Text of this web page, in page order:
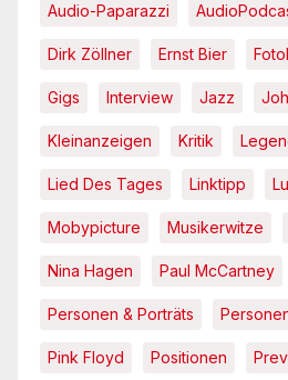
Audio-Paparazzi
Dirk Zöllner Ernst Bier
Gigs Interview Jazz
Kleinanzeigen Kritik
Lied Des Tages Linktipp
Mobypicture Musikerwitze
Nina Hagen Paul McCartney
Personen & Porträts
Pink Floyd Positionen